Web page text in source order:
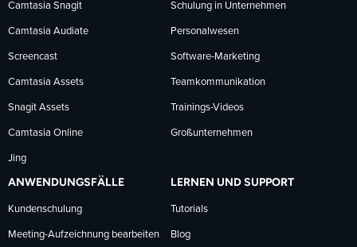
folgen
folgenfolgen
Camtasia Snagit
Camtasia Audiate
Screencast
Camtasia Assets
Snagit Assets
Camtasia Online
Jing
Schulung in Unternehmen
Personalwesen
Software-Marketing
Teamkommunikation
Trainings-Videos
Großunternehmen
ANWENDUNGSFÄLLE
Kundenschulung
Meeting-Aufzeichnung bearbeiten
LERNEN UND SUPPORT
Tutorials
Blog